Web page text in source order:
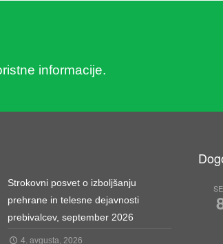
informacije.
Strokovni posvet o izboljšanju
prehrane in telesne dejavnosti
prebivalcev, september 2026
4. avgusta, 2026